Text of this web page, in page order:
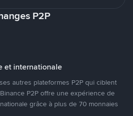
P2P
et internationale
autres plateformes P2P qui ciblent
P2P offre une expérience de
grâce à plus de 70 monnaies